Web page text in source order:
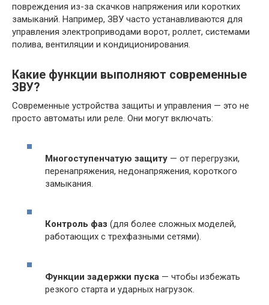
повреждения из-за скачков напряжения или коротких
замыканий. Например, ЗВУ часто устанавливаются для
управления электроприводами ворот, роллет, системами
полива, вентиляции и кондиционирования.
Какие функции выполняют современные
ЗВУ?
Современные устройства защиты и управления — это не
просто автоматы или реле. Они могут включать:
Многоступенчатую защиту — от перегрузки,
перенапряжения, недонапряжения, короткого
замыкания.
Контроль фаз (для более сложных моделей,
работающих с трехфазными сетями).
Функции задержки пуска — чтобы избежать
резкого старта и ударных нагрузок.